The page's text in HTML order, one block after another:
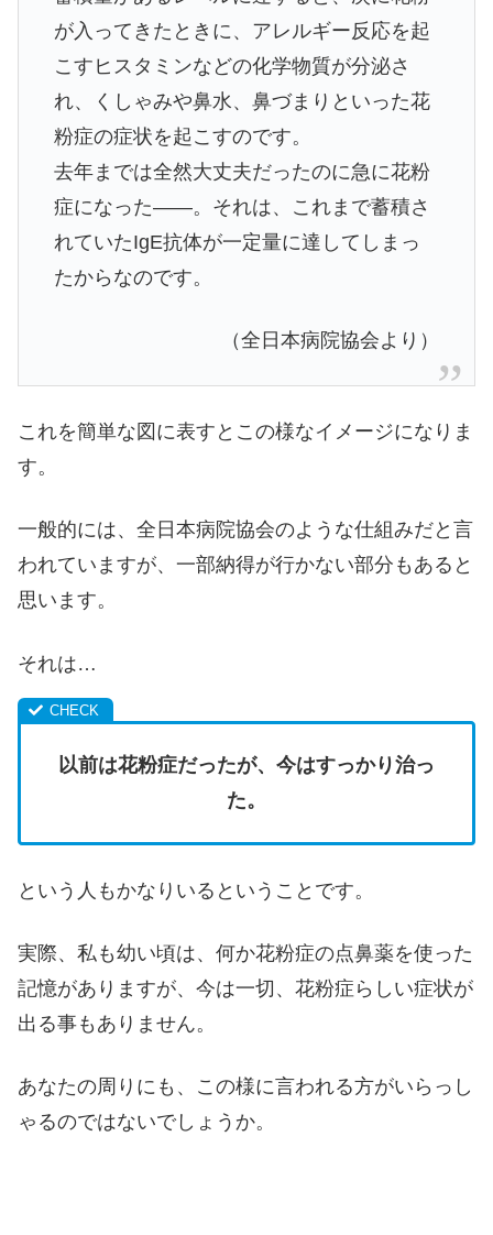
が入ってきたときに、アレルギー反応を起
こすヒスタミンなどの化学物質が分泌さ
れ、くしゃみや鼻水、鼻づまりといった花
粉症の症状を起こすのです。
去年までは全然大丈夫だったのに急に花粉
症になった――。それは、これまで蓄積さ
れていたIgE抗体が一定量に達してしまっ
たからなのです。
（全日本病院協会より）
これを簡単な図に表すとこの様なイメージになりま
す。
一般的には、全日本病院協会のような仕組みだと言
われていますが、一部納得が行かない部分もあると
思います。
それは…
以前は花粉症だったが、今はすっかり治っ
た。
という人もかなりいるということです。
実際、私も幼い頃は、何か花粉症の点鼻薬を使った
記憶がありますが、今は一切、花粉症らしい症状が
出る事もありません。
あなたの周りにも、この様に言われる方がいらっし
ゃるのではないでしょうか。